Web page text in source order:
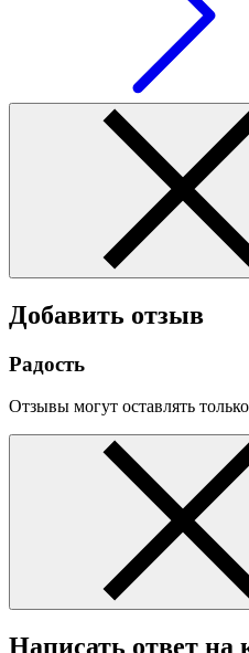
Добавить отзыв
Радость
Отзывы могут оставлять только
Написать ответ на